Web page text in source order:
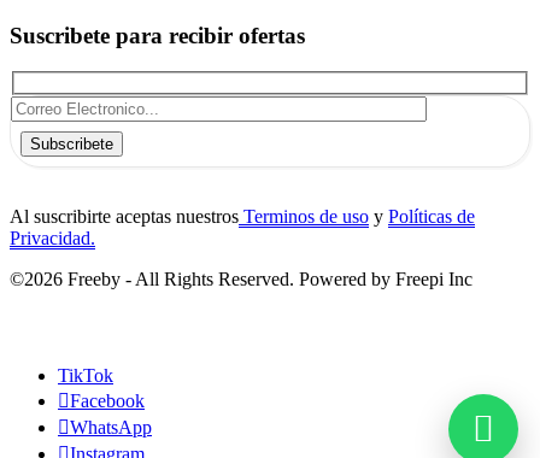
Suscribete para recibir ofertas
Subscribete
Al suscribirte aceptas nuestros Terminos de uso y Políticas de
Privacidad.
©2026 Freeby - All Rights Reserved. Powered by Freepi Inc
TikTok
Facebook
WhatsApp
Instagram